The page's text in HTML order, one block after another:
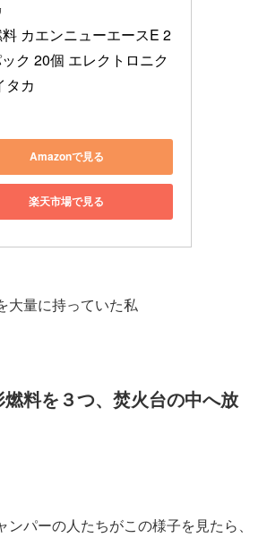
カエンニューエースE 2
ク 20個 エレクトロニク
タカ
Amazonで見る
楽天市場で見る
大量に持っていた私
料を３つ、焚火台の中へ放
パーの人たちがこの様子を見たら、